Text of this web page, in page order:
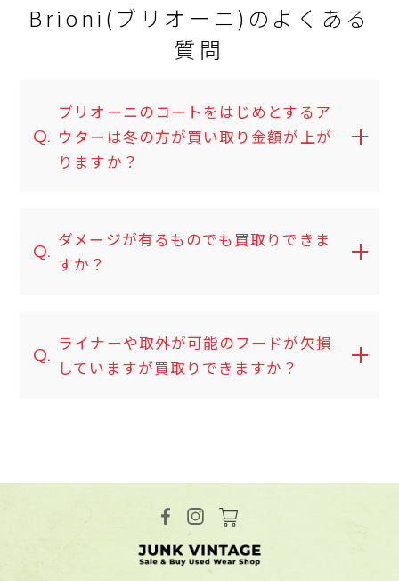
Brioni(ブリオーニ)のよくある
質問
Q.
ブリオーニのコートをはじめとするア
ウターは冬の方が買い取り金額が上が
りますか？
Q.
ダメージが有るものでも買取りできま
すか？
Q.
ライナーや取外が可能のフードが欠損
していますが買取りできますか？